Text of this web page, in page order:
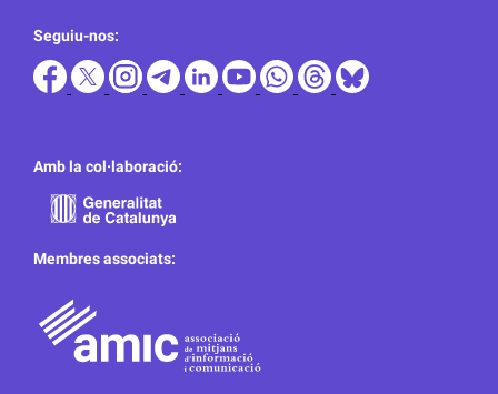
Seguiu-nos:
Amb la col·laboració:
Membres associats: